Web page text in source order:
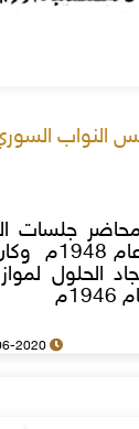
جلسات
الثلاث الأولى
الحلول
09-06-2020